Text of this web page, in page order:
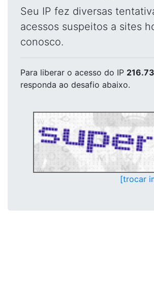
Seu IP fez diversas
acessos suspeitos a sites
conosco.
Para liberar o acesso do IP
responda ao desafio abaixo.
[trocar